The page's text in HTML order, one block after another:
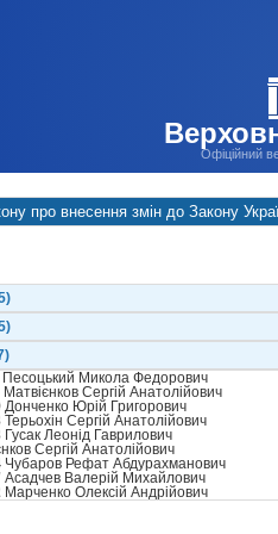
Офіційний
про внесення змін до Закону
Песоцький Микола Федорович
Матвієнков Сергій Анатолійович
Донченко Юрій Григорович
Терьохін Сергій Анатолійович
Гусак Леонід Гаврилович
Сергій Анатолійович
Чубаров Рефат Абдурахманович
Асадчев Валерій Михайлович
Марченко Олексій Андрійович